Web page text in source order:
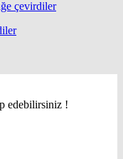
edebilirsiniz !